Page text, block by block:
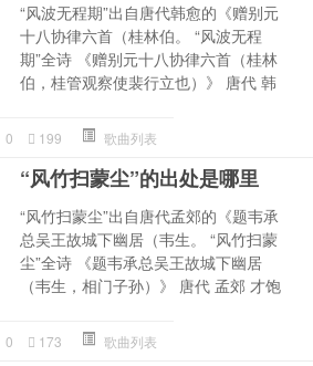
“风波无程期”出自唐代韩愈的《赠别元
十八协律六首（桂林伯。 “风波无程
期”全诗 《赠别元十八协律六首（桂林
伯，桂管观察使裴行立也）》 唐代 韩
0 199 歌曲列表
“风竹扫蒙尘”的出处是哪里
“风竹扫蒙尘”出自唐代孟郊的《题韦承
总吴王故城下幽居（韦生。 “风竹扫蒙
尘”全诗 《题韦承总吴王故城下幽居
（韦生，相门子孙）》 唐代 孟郊 才饱
0 173 歌曲列表